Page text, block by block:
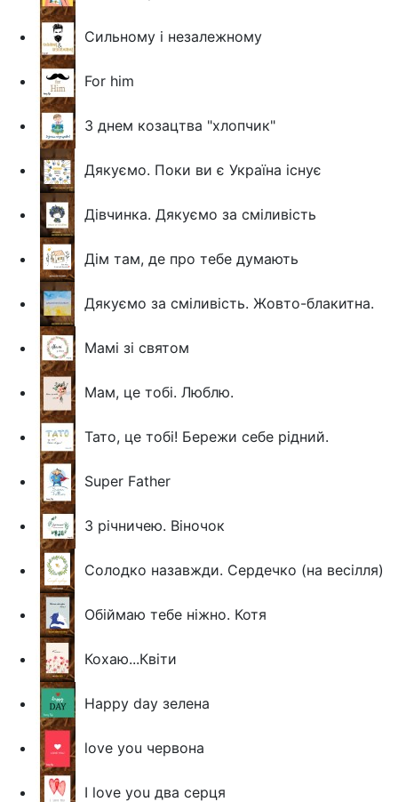
Сильному і незалежному
For him
З днем козацтва "хлопчик"
Дякуємо. Поки ви є Україна існує
Дівчинка. Дякуємо за сміливість
Дім там, де про тебе думають
Дякуємо за сміливість. Жовто-блакитна.
Мамі зі святом
Мам, це тобі. Люблю.
Тато, це тобі! Бережи себе рідний.
Super Father
З річничею. Віночок
Солодко назавжди. Сердечко (на весілля)
Обіймаю тебе ніжно. Котя
Кохаю...Квіти
Happy day зелена
love you червона
I love you два серця